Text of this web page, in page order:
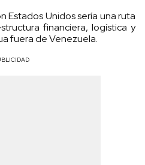
Estados Unidos sería una ruta
financiera, logística y
fuera de Venezuela.